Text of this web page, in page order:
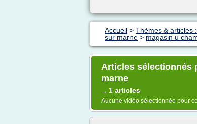
Accueil > Thèmes & articles
sur marne > magasin u
Articles sélectionnés
marne
→ 1 articles
Aucune vidéo sélectionnée pour